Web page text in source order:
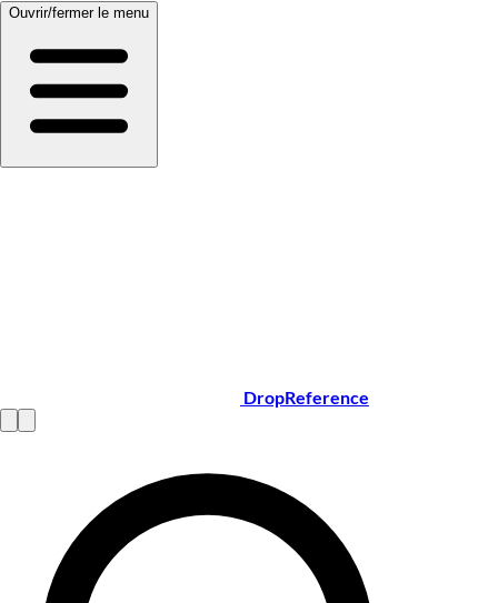
Ouvrir/fermer le menu
DropReference